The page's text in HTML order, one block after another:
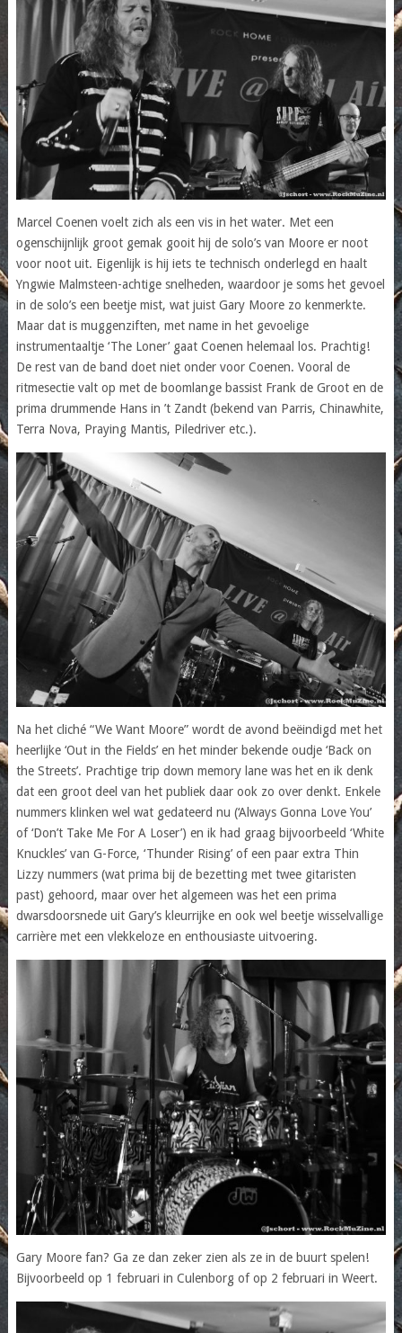
Marcel Coenen voelt zich als een vis in het water. Met een
ogenschijnlijk groot gemak gooit hij de solo’s van Moore er noot
voor noot uit. Eigenlijk is hij iets te technisch onderlegd en haalt
Yngwie Malmsteen-achtige snelheden, waardoor je soms het gevoel
in de solo’s een beetje mist, wat juist Gary Moore zo kenmerkte.
Maar dat is muggenziften, met name in het gevoelige
instrumentaaltje ‘The Loner’ gaat Coenen helemaal los. Prachtig!
De rest van de band doet niet onder voor Coenen. Vooral de
ritmesectie valt op met de boomlange bassist Frank de Groot en de
prima drummende Hans in ’t Zandt (bekend van Parris, Chinawhite,
Terra Nova, Praying Mantis, Piledriver etc.).
Na het cliché “We Want Moore” wordt de avond beëindigd met het
heerlijke ‘Out in the Fields’ en het minder bekende oudje ‘Back on
the Streets’. Prachtige trip down memory lane was het en ik denk
dat een groot deel van het publiek daar ook zo over denkt. Enkele
nummers klinken wel wat gedateerd nu (‘Always Gonna Love You’
of ‘Don’t Take Me For A Loser’) en ik had graag bijvoorbeeld ‘White
Knuckles’ van G-Force, ‘Thunder Rising’ of een paar extra Thin
Lizzy nummers (wat prima bij de bezetting met twee gitaristen
past) gehoord, maar over het algemeen was het een prima
dwarsdoorsnede uit Gary’s kleurrijke en ook wel beetje wisselvallige
carrière met een vlekkeloze en enthousiaste uitvoering.
Gary Moore fan? Ga ze dan zeker zien als ze in de buurt spelen!
Bijvoorbeeld op 1 februari in Culenborg of op 2 februari in Weert.